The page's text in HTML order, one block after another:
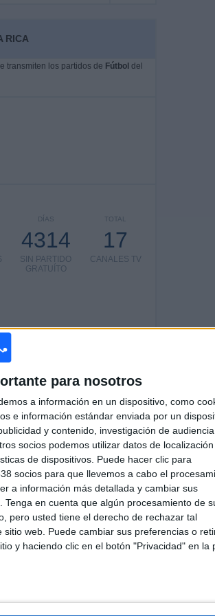
para nosotros
a información en un dispositivo, como
e información estándar enviada por un
y contenido, investigación de
socios podemos utilizar datos de localización
de dispositivos. Puede hacer clic para
socios para que llevemos a cabo el
a información más detallada y cambiar sus
Tenga en cuenta que algún procesamiento de
pero usted tiene el derecho de rechazar tal
web. Puede cambiar sus preferencias o
y haciendo clic en el botón "Privacidad" en la
RICA
transmiten los partidos de Fútbol del
TOTAL
17
CANALES TV
DÍAS
4314
SIN PARTIDO
GRATUÍTO
66
VS Platense
161 (55,33%)
50